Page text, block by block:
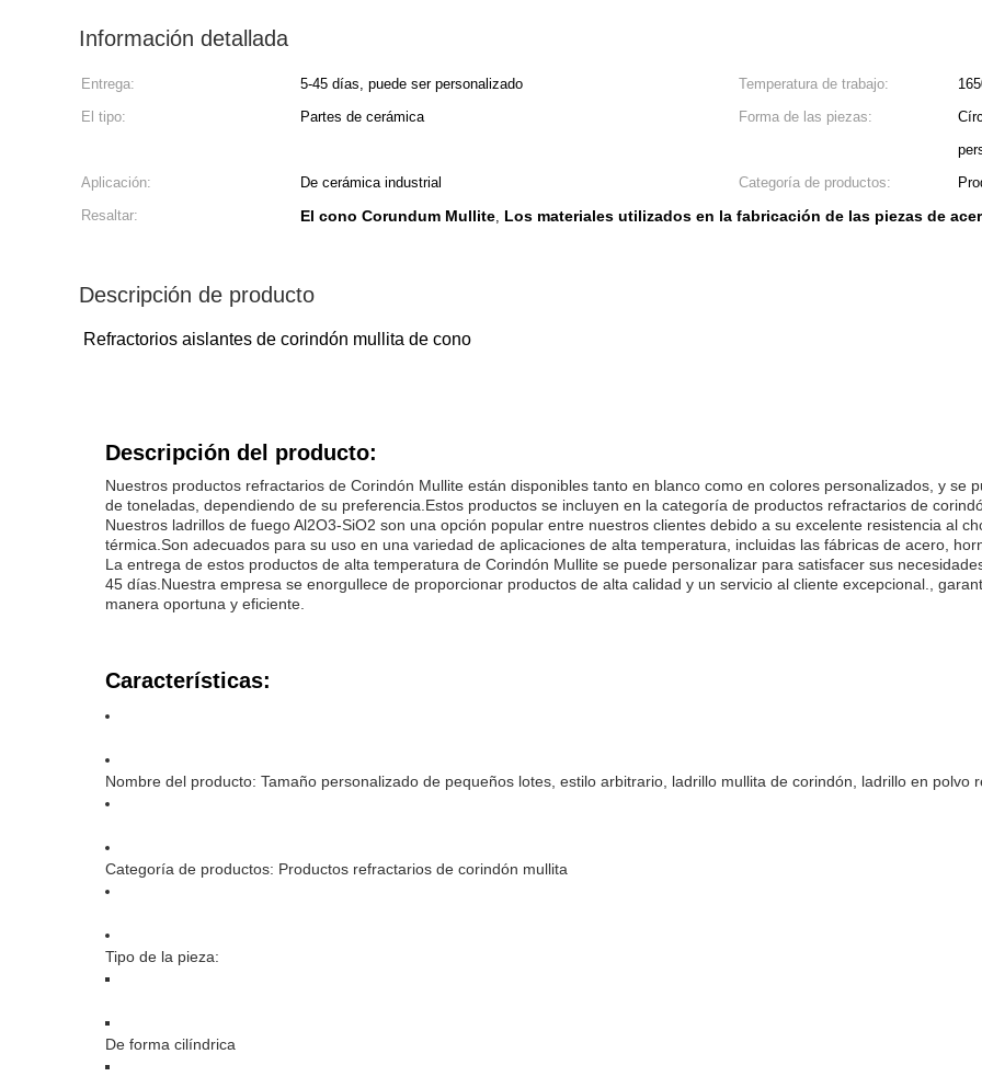
Información detallada
Entrega: 5-45 días, puede ser personalizado Temperatura de trabajo:
El tipo:
Partes de cerámica Forma de las piezas:
Aplicación:
De cerámica industrial Categoría de productos:
Resaltar:
El cono Corundum Mullite, Los materiales utilizados en la fabricación de las piezas de
Descripción de producto
Refractorios aislantes de corindón mullita de cono
Descripción del producto:
Nuestros productos refractarios de Corindón Mullite están disponibles tanto en blanco como en colores personalizados, y se
de toneladas, dependiendo de su preferencia.Estos productos se incluyen en la categoría de productos refractarios de
Nuestros ladrillos de fuego Al2O3-SiO2 son una opción popular entre nuestros clientes debido a su excelente resistencia al
térmica.Son adecuados para su uso en una variedad de aplicaciones de alta temperatura, incluidas las fábricas de acero,
La entrega de estos productos de alta temperatura de Corindón Mullite se puede personalizar para satisfacer sus
45 días.Nuestra empresa se enorgullece de proporcionar productos de alta calidad y un servicio al cliente excepcional.,
manera oportuna y eficiente.
Características:
Nombre del producto: Tamaño personalizado de pequeños lotes, estilo arbitrario, ladrillo mullita de corindón, ladrillo en polvo
Categoría de productos: Productos refractarios de corindón mullita
Tipo de la pieza:
De forma cilíndrica